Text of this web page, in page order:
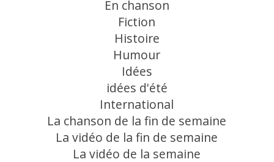
En chanson
Fiction
Histoire
Humour
Idées
idées d'été
International
La chanson de la fin de semaine
La vidéo de la fin de semaine
La vidéo de la semaine